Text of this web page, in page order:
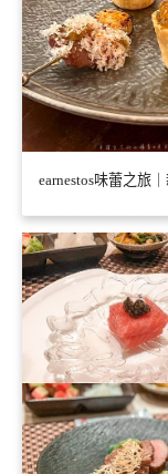
earnestos味蕾之旅